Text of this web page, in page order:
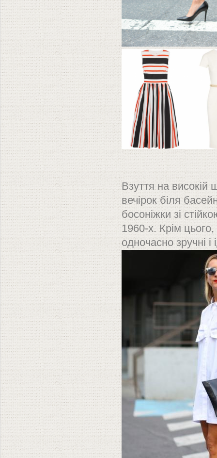
Взуття на високій
вечірок біля
босоніжки зі
1960-х. Крім
одночасно зручні і